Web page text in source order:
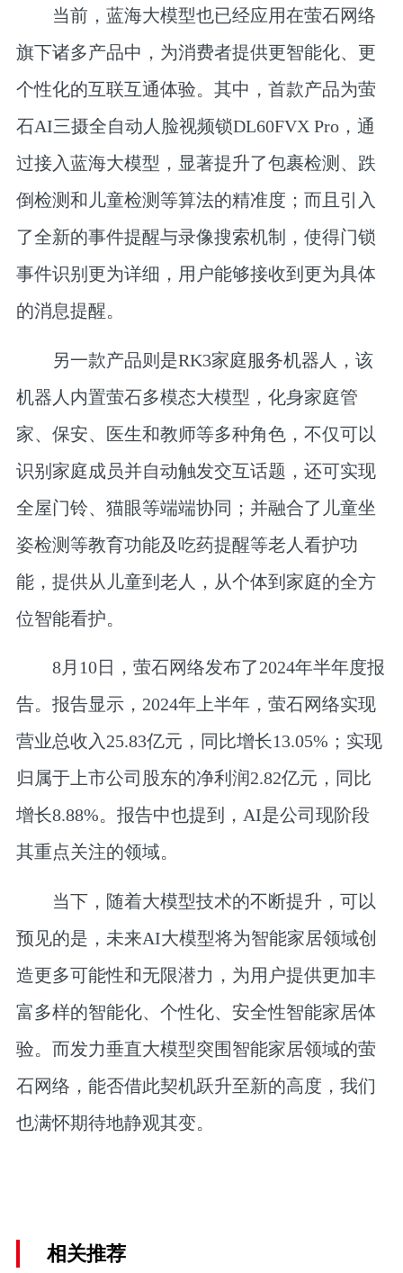
当前，蓝海大模型也已经应用在萤石网络
旗下诸多产品中，为消费者提供更智能化、更
个性化的互联互通体验。其中，首款产品为萤
石AI三摄全自动人脸视频锁DL60FVX Pro，通
过接入蓝海大模型，显著提升了包裹检测、跌
倒检测和儿童检测等算法的精准度；而且引入
了全新的事件提醒与录像搜索机制，使得门锁
事件识别更为详细，用户能够接收到更为具体
的消息提醒。
另一款产品则是RK3家庭服务机器人，该
机器人内置萤石多模态大模型，化身家庭管
家、保安、医生和教师等多种角色，不仅可以
识别家庭成员并自动触发交互话题，还可实现
全屋门铃、猫眼等端端协同；并融合了儿童坐
姿检测等教育功能及吃药提醒等老人看护功
能，提供从儿童到老人，从个体到家庭的全方
位智能看护。
8月10日，萤石网络发布了2024年半年度报
告。报告显示，2024年上半年，萤石网络实现
营业总收入25.83亿元，同比增长13.05%；实现
归属于上市公司股东的净利润2.82亿元，同比
增长8.88%。报告中也提到，AI是公司现阶段
其重点关注的领域。
当下，随着大模型技术的不断提升，可以
预见的是，未来AI大模型将为智能家居领域创
造更多可能性和无限潜力，为用户提供更加丰
富多样的智能化、个性化、安全性智能家居体
验。而发力垂直大模型突围智能家居领域的萤
石网络，能否借此契机跃升至新的高度，我们
也满怀期待地静观其变。
相关推荐